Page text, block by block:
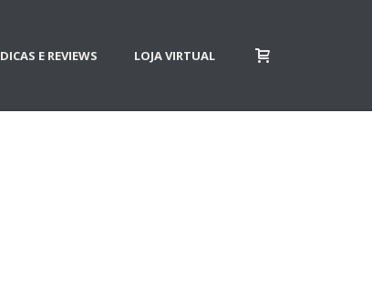
DICAS E REVIEWS LOJA VIRTUAL